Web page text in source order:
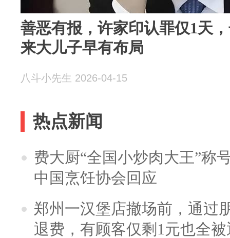
善恶有报，许家印认罪仅1天
来大儿子早有布局
八斗小先生 2026-04-15
热点新闻
费大厨“全国小炒肉大王”称
中国烹饪协会回应
郑州一汉堡店撤场前，通过
退费，有顾客仅剩1元也全